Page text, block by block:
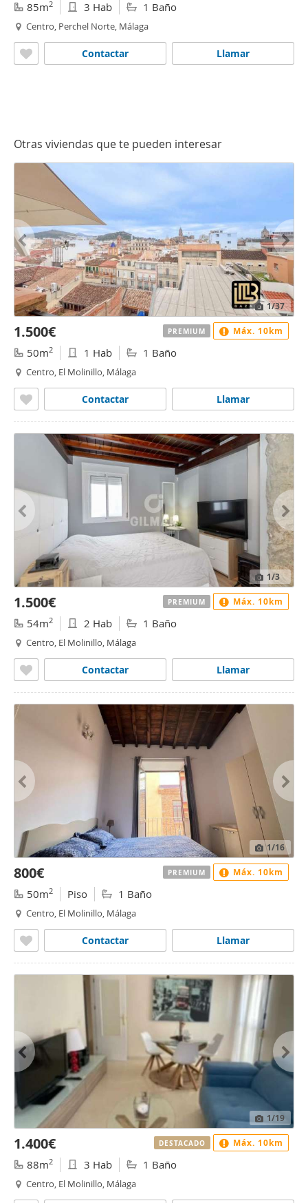
85m2 3 Hab 1 Baño
Centro, Perchel Norte, Málaga
Llamar
Contactar
Otras viviendas que te pueden interesar
1/37
1.500€
50m2 1 Hab 1 Baño
Centro, El Molinillo, Málaga
Llamar
Contactar
PREMIUM Máx. 10km
1/3
1.500€
54m2 2 Hab 1 Baño
Centro, El Molinillo, Málaga
Llamar
Contactar
PREMIUM Máx. 10km
1/16
800€
50m2 Piso 1 Baño
Centro, El Molinillo, Málaga
Llamar
Contactar
PREMIUM Máx. 10km
1/19
1.400€
88m2 3 Hab 1 Baño
Centro, El Molinillo, Málaga
DESTACADO Máx. 10km